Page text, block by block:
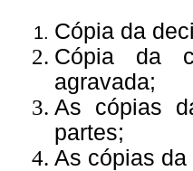
Cópia da
Cópia da
agravada;
As cópias
partes;
As cópias